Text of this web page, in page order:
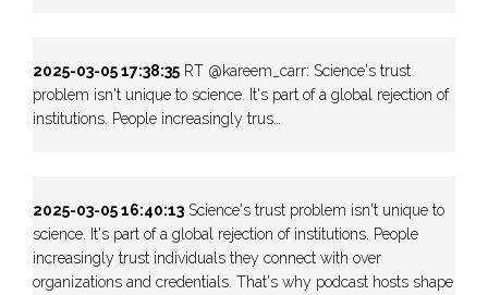
2025-03-05 17:38:35 RT @kareem_carr: Science's trust
problem isn't unique to science. It's part of a global rejection of
institutions. People increasingly trus…
2025-03-05 16:40:13 Science's trust problem isn't unique to
science. It's part of a global rejection of institutions. People
increasingly trust individuals they connect with over
organizations and credentials. That's why podcast hosts shape